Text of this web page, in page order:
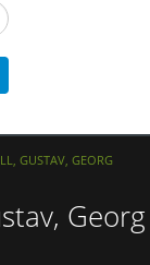
GUSTAV, GEORG